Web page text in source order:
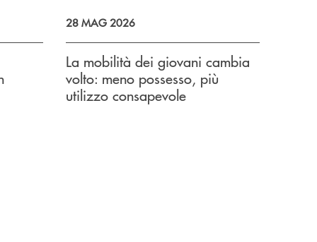
28 MAG 2026
La mobilità dei giovani cambia
volto: meno possesso, più
utilizzo consapevole